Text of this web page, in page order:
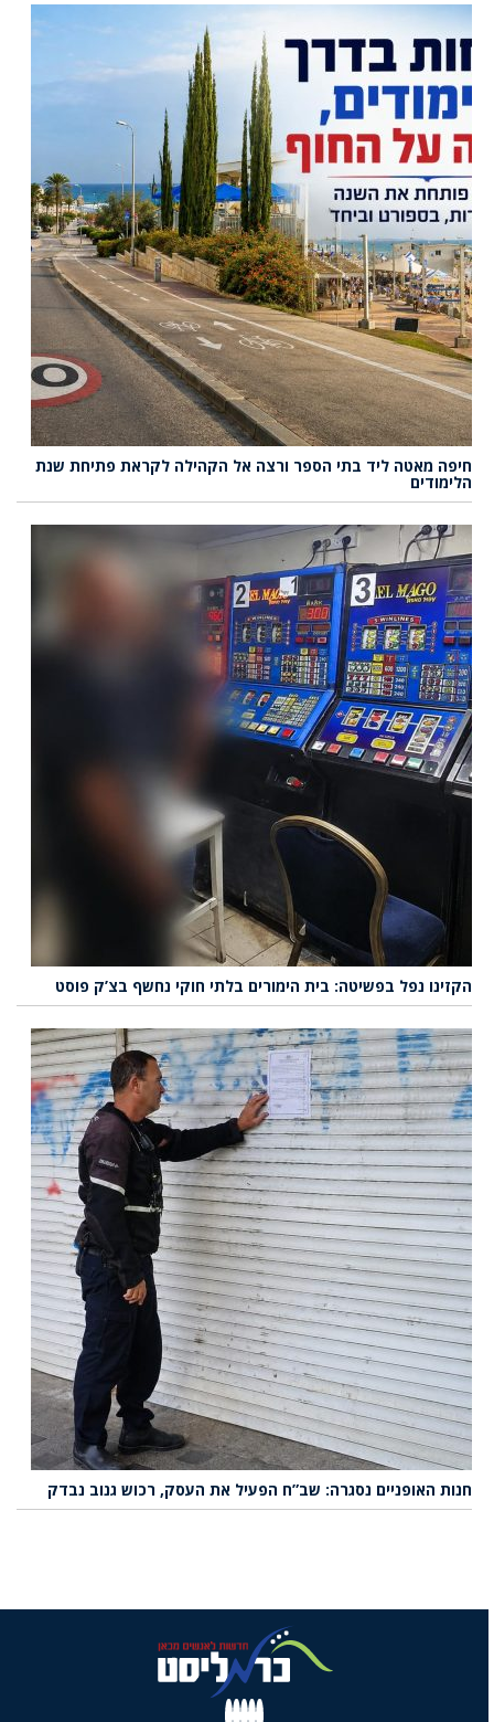
חיפה מאטה ליד בתי הספר ורצה אל הקהילה לקראת פתיחת שנת
הלימודים
הקזינו נפל בפשיטה: בית הימורים בלתי חוקי נחשף בצ’ק פוסט
חנות האופניים נסגרה: שב”ח הפעיל את העסק, רכוש גנוב נבדק